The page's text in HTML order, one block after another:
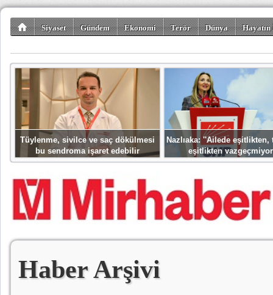
Siyaset Gündem Ekonomi Terör Dünya
Tüylenme, sivilce ve saç dökülmesi
bu sendroma işaret edebilir
Nazlıaka: ''Ailede eşitlikten,
eşitlikten
Haber Arşivi